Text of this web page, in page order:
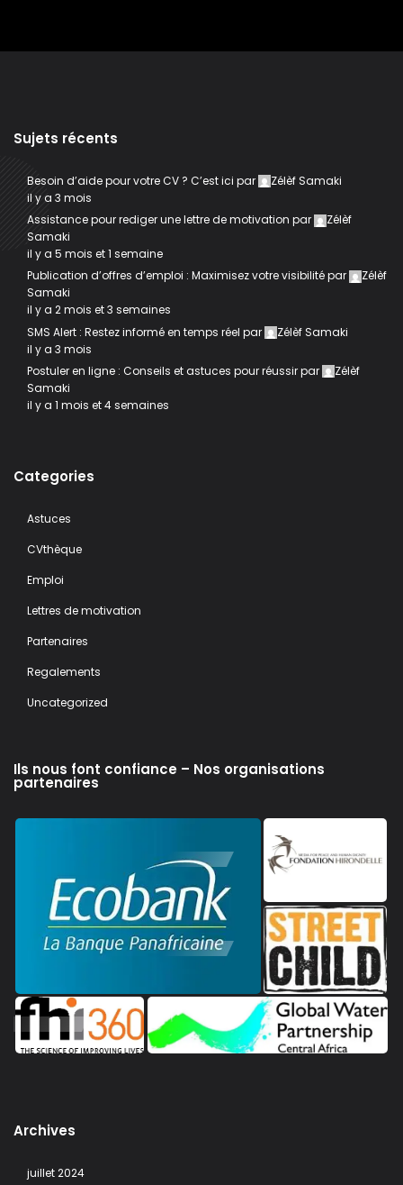
Sujets récents
Besoin d’aide pour votre CV ? C’est ici par
Zélèf Samaki
il y a 3 mois
Assistance pour rediger une lettre de motivation par
Zélèf
Samaki
il y a 5 mois et 1 semaine
Publication d’offres d’emploi : Maximisez votre visibilitépar
Zélèf
Samaki
il y a 2 mois et 3 semaines
SMS Alert : Restez informé en temps réel par
Zélèf Samaki
il y a 3 mois
Postuler en ligne : Conseils et astuces pour réussirpar
Zélèf
Samaki
il y a 1 mois et 4 semaines
Categories
Astuces
CVthèque
Emploi
Lettres de motivation
Partenaires
Regalements
Uncategorized
Ils nous font confiance – Nos organisations
partenaires
Archives
juillet 2024